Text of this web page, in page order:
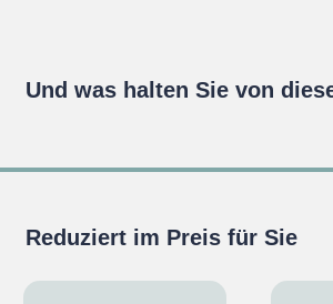
Und was halten Sie von
Reduziert im Preis für Sie